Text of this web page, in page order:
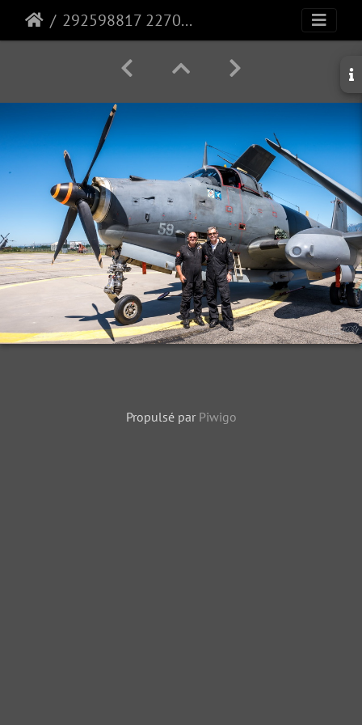
292598817 2270517666448430 5388090827107172933 n
Propulsé par Piwigo